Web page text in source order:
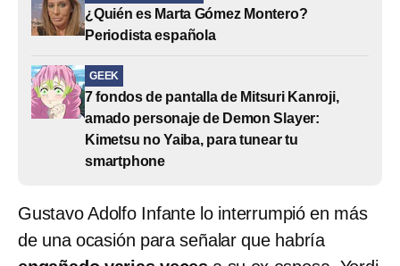
¿Quién es Marta Gómez Montero?
Periodista española
GEEK
7 fondos de pantalla de Mitsuri Kanroji,
amado personaje de Demon Slayer:
Kimetsu no Yaiba, para tunear tu
smartphone
Gustavo Adolfo Infante lo interrumpió en más
de una ocasión para señalar que habría